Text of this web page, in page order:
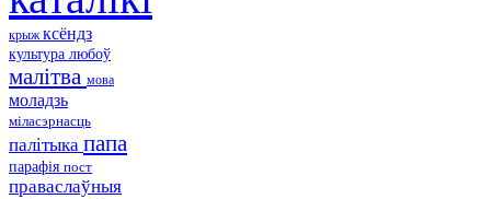
крыжксёндз
культура любоў
малітва мова
моладзь
міласэрнасць
палітыка папа
парафія пост
праваслаўныя